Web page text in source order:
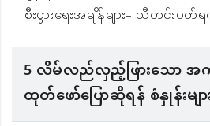
စီးပွားရေးအချိန်များ– သီတင်းပ
5 လိမ်လည်လှည့်ဖြားသော အကူ
ထုတ်ဖော်ပြောဆိုရန် စံနှုန်းမျာ